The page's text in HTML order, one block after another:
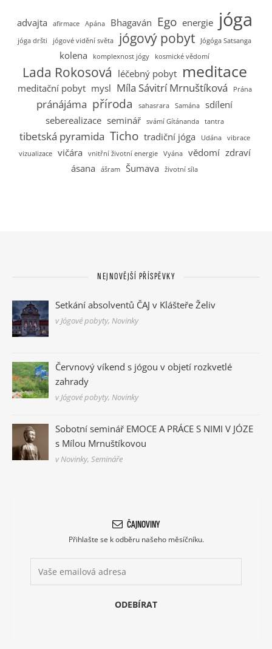
advajta afirmace Apána Bhagaván Ego energie jóga
jóga dršti jógové vidění světa jógový pobyt Jógóga Satsanga
kolena komplexnost jógy kosmické vědomí
Lada Rokosová léčebný pobyt meditace
meditační pobyt mysl Míla Sávitrí Mrnuštíková Prána
pránájáma příroda sahasrara Samána
sdílení
seberealizace seminář svámí Gítánanda tantra
tibetská pyramida Ticho tradiční jóga Udána
vibrace
vizualizace
vičára vnitřní životní energie Vyána vědomí zdraví
ásana
ášram Šumava životní síla
NEJNOVĚJŠÍ PŘÍSPĚVKY
Setkání absolventů ČAJ v Klášteře Želiv
v Jógové pobyty, Novinky
Červnový víkend s jógou v objetí rozkvetlé
zahrady
v Jógové pobyty, Novinky
Sobotní seminář EMOCE A PRÁCE S NIMI V JÓZE
s Mílou Mrnuštíkovou
v Novinky, Semináře
ČAJNOVINY
Přihlašte se k odběru našeho měsíčníku.